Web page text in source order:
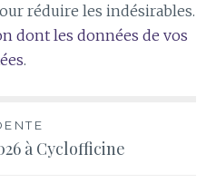
réduire les indésirables.
dont les données de vos
.
à Cyclofficine